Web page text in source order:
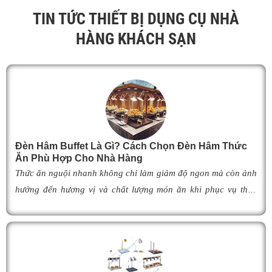
TIN TỨC THIẾT BỊ DỤNG CỤ NHÀ
HÀNG KHÁCH SẠN
Đèn Hâm Buffet Là Gì? Cách Chọn Đèn Hâm Thức
Ăn Phù Hợp Cho Nhà Hàng
Thức ăn nguội nhanh không chỉ làm giảm độ ngon mà còn ảnh
hưởng đến hương vị và chất lượng món ăn khi phục vụ thực
thành giải pháp được nhiều nhà hàng, khách sạn và khu nghỉ
dưỡng lựa chọn nhờ khả năng giữ cho món ăn luôn ấm nóng,
thơm ngon như vừa mới chế biến. Vậy